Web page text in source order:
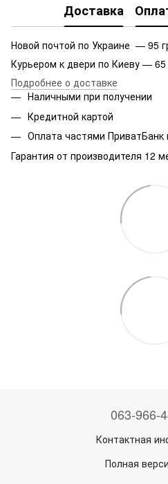
Доставка
Новой почтой по Украине — 95
Курьером к двери по Киеву — 65
Подробнее о доставке
Наличными при получении
Кредитной картой
Оплата частями ПриватБанк
Гарантия от производителя 12
063-966-
Контактная
Полная